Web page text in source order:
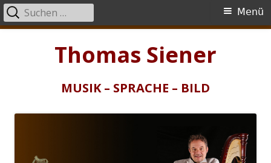
Thomas Siener
MUSIK – SPRACHE – BILD
Primäres
Menü
Suchen
nach: